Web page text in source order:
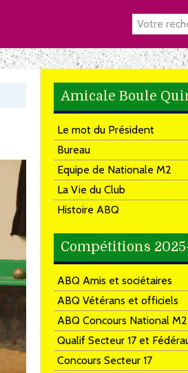
Amicale Boule
Le mot du Président
Bureau
Equipe de Nationale M2
La Vie du Club
Histoire ABQ
Compétitions
ABQ Amis et sociétaires
ABQ Vétérans et officiels
ABQ Concours National M2
Qualif Secteur 17 et
Concours Secteur 17